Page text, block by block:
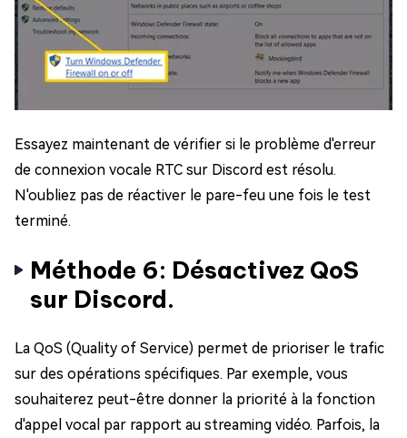
Essayez maintenant de vérifier si le problème d'erreur
de connexion vocale RTC sur Discord est résolu.
N'oubliez pas de réactiver le pare-feu une fois le test
terminé.
Méthode 6: Désactivez QoS
sur Discord.
La QoS (Quality of Service) permet de prioriser le trafic
sur des opérations spécifiques. Par exemple, vous
souhaiterez peut-être donner la priorité à la fonction
d'appel vocal par rapport au streaming vidéo. Parfois, la